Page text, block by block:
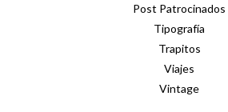
Post Patrocinados
Tipografía
Trapitos
Viajes
Vintage